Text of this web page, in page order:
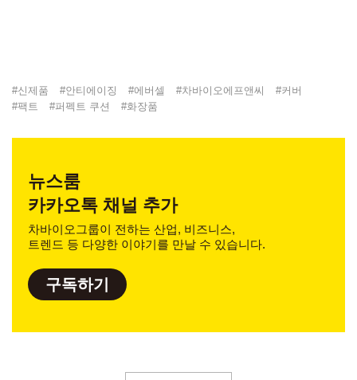
#신제품 #안티에이징 #에버셀 #차바이오에프앤씨 #커버
#팩트 #퍼펙트 쿠션 #화장품
뉴스룸
카카오톡 채널 추가
차바이오그룹이 전하는 산업, 비즈니스,
트렌드 등 다양한 이야기를 만날 수 있습니다.
구독하기